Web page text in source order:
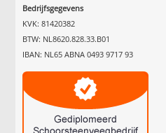
Bedrijfsgegevens
KVK: 81420382
BTW: NL8620.828.33.B01
IBAN: NL65 ABNA 0493 9717 93